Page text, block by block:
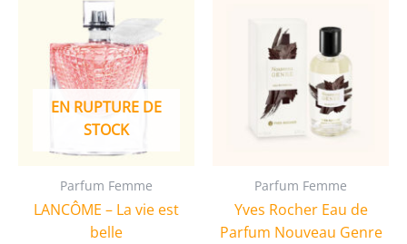
EN RUPTURE DE
STOCK
Parfum Femme
LANCÔME – La vie est
belle
Parfum Femme
Yves Rocher Eau de
Parfum Nouveau Genre